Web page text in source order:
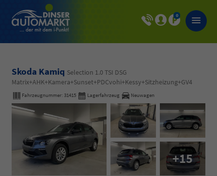
0
Skoda Kamiq Selection 1.0 TSI DSG
Matrix+AHK+Kamera+Sunset+PDCvohi+Kessy+Sitzheizung+GV4
Fahrzeugnummer: 31415 Lagerfahrzeug Neuwagen
+15